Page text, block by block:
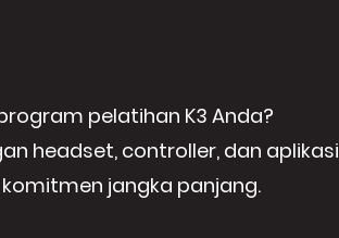
pelatihan K3 Anda?
headset, controller, dan aplikasi
jangka panjang.